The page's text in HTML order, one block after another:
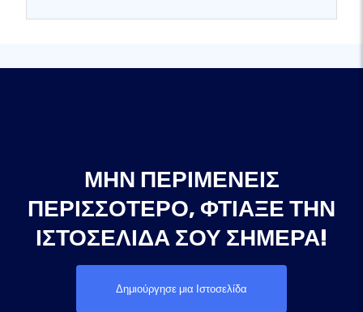
ΜΗΝ ΠΕΡΙΜΈΝΕΙΣ
ΠΕΡΙΣΣΌΤΕΡΟ, ΦΤΙΆΞΕ ΤΗΝ
ΙΣΤΟΣΕΛΊΔΑ ΣΟΥ ΣΉΜΕΡΑ!
Δημιούργησε μια Ιστοσελίδα